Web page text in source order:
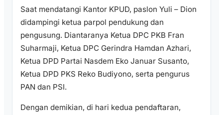
Saat mendatangi Kantor KPUD, paslon Yuli – Dion
didampingi ketua parpol pendukung dan
pengusung. Diantaranya Ketua DPC PKB Fran
Suharmaji, Ketua DPC Gerindra Hamdan Azhari,
Ketua DPD Partai Nasdem Eko Januar Susanto,
Ketua DPD PKS Reko Budiyono, serta pengurus
PAN dan PSI.
Dengan demikian, di hari kedua pendaftaran,